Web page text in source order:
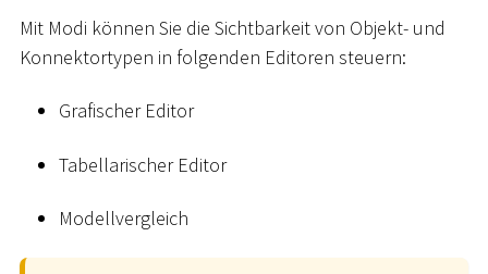
Mit Modi können Sie die Sichtbarkeit von Objekt- und
Konnektortypen in folgenden Editoren steuern:
Grafischer Editor
Tabellarischer Editor
Modellvergleich